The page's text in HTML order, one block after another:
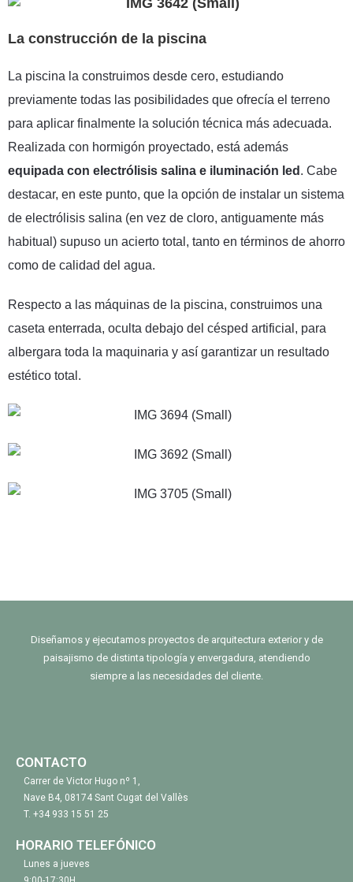
La construcción de la piscina
La piscina la construimos desde cero, estudiando
previamente todas las posibilidades que ofrecía el terreno
para aplicar finalmente la solución técnica más adecuada.
Realizada con hormigón proyectado, está además
equipada con electrólisis salina e iluminación led . Cabe
destacar, en este punto, que la opción de instalar un sistema
de electrólisis salina (en vez de cloro, antiguamente más
habitual) supuso un acierto total, tanto en términos de ahorro
como de calidad del agua.
Respecto a las máquinas de la piscina, construimos una
caseta enterrada, oculta debajo del césped artificial, para
albergara toda la maquinaria y así garantizar un resultado
estético total.
Diseñamos y ejecutamos proyectos de arquitectura exterior y de
paisajismo de distinta tipología y envergadura, atendiendo
siempre a las necesidades del cliente.
CONTACTO
Carrer de Victor Hugo nº 1,
Nave B4, 08174 Sant Cugat del Vallès
T. +34 933 15 51 25
HORARIO TELEFÓNICO
Lunes a jueves